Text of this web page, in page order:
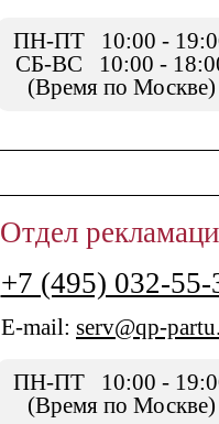
ПН-ПТ 10:00 -
СБ-ВС 10:00 -
(Время по Москве)
Отдел
+7 (495) 032-55-
E-mail: serv@qp-
ПН-ПТ 10:00 -
(Время по Москве)